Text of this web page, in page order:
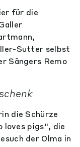
für die
Sutter selbst
Sängers Remo
die Schürze
pigs", die
der Olma in